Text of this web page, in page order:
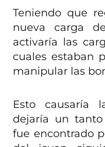
Teniendo que
nueva carga de
activaría las
cuales estaban
manipular las
Esto causaría
dejaría un
fue encontrado